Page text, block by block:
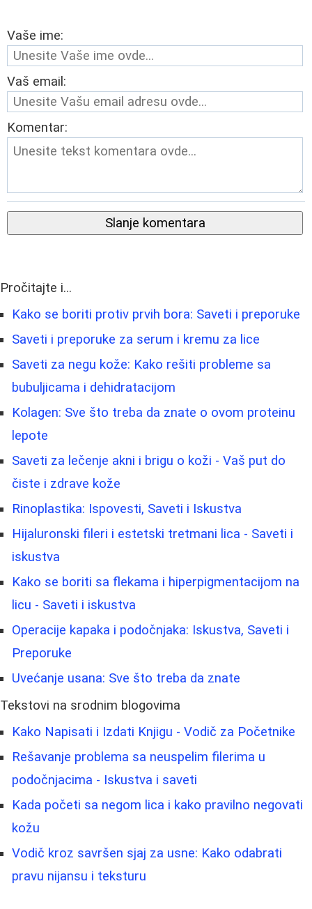
Vaše ime:
Vaš email:
Komentar:
Slanje komentara
Pročitajte i...
Kako se boriti protiv prvih bora: Saveti i preporuke
Saveti i preporuke za serum i kremu za lice
Saveti za negu kože: Kako rešiti probleme sa
bubuljicama i dehidratacijom
Kolagen: Sve što treba da znate o ovom proteinu
lepote
Saveti za lečenje akni i brigu o koži - Vaš put do
čiste i zdrave kože
Rinoplastika: Ispovesti, Saveti i Iskustva
Hijaluronski fileri i estetski tretmani lica - Saveti i
iskustva
Kako se boriti sa flekama i hiperpigmentacijom na
licu - Saveti i iskustva
Operacije kapaka i podočnjaka: Iskustva, Saveti i
Preporuke
Uvećanje usana: Sve što treba da znate
Tekstovi na srodnim blogovima
Kako Napisati i Izdati Knjigu - Vodič za Početnike
Rešavanje problema sa neuspelim filerima u
podočnjacima - Iskustva i saveti
Kada početi sa negom lica i kako pravilno negovati
kožu
Vodič kroz savršen sjaj za usne: Kako odabrati
pravu nijansu i teksturu